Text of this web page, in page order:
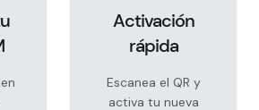
Activación
rápida
Escanea el QR y
activa tu nueva